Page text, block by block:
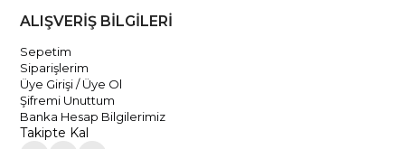
ALIŞVERİŞ BİLGİLERİ
Sepetim
Siparişlerim
Üye Girişi / Üye Ol
Şifremi Unuttum
Banka Hesap Bilgilerimiz
Takipte Kal